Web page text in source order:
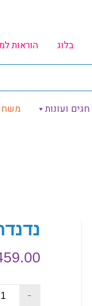
בלוג הוראות
חגים ועונות
נדנדת
-